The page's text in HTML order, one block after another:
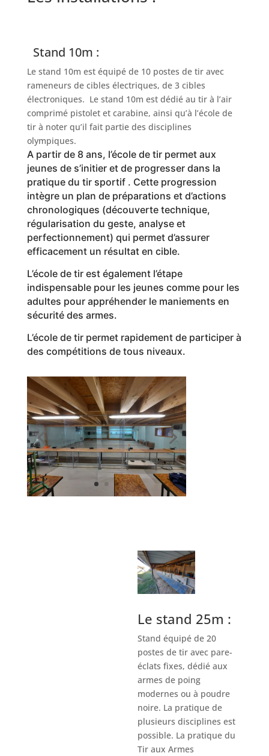
Stand 10m :
Le stand 10m est équipé de 10 postes de tir avec
rameneurs de cibles électriques, de 3 cibles
électroniques. Le stand 10m est dédié au tir à l’air
comprimé pistolet et carabine, ainsi qu’à l’école de
tir à noter qu’il fait partie des disciplines
olympiques.
A partir de 8 ans, l’école de tir permet aux
jeunes de s’initier et de progresser dans la
pratique du tir sportif . Cette progression
intègre un plan de préparations et d’actions
chronologiques (découverte technique,
régularisation du geste, analyse et
perfectionnement) qui permet d’assurer
efficacement un résultat en cible.
L’école de tir est également l’étape
indispensable pour les jeunes comme pour les
adultes pour appréhender le maniements en
sécurité des armes.
L’école de tir permet rapidement de participer à
des compétitions de tous niveaux.
Le stand 25m :
Stand équipé de 20
postes de tir avec pare-
éclats fixes, dédié aux
armes de poing
modernes ou à poudre
noire. La pratique de
plusieurs disciplines est
possible. La pratique du
Tir aux Armes